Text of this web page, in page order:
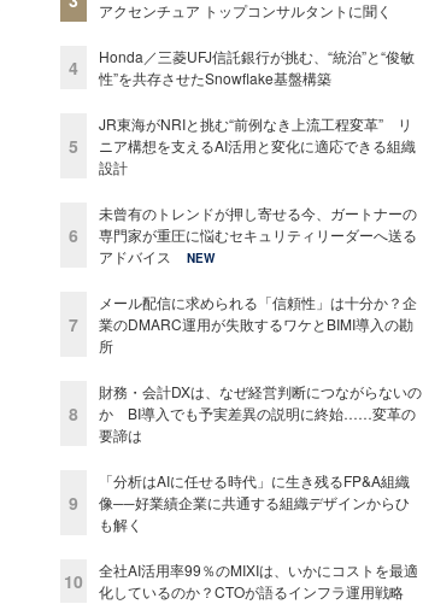
アクセンチュア トップコンサルタントに聞く
4
Honda／三菱UFJ信託銀行が挑む、“統治”と“俊敏
性”を共存させたSnowflake基盤構築
5
JR東海がNRIと挑む“前例なき上流工程変革” リ
ニア構想を支えるAI活用と変化に適応できる組織
設計
6
未曾有のトレンドが押し寄せる今、ガートナーの
専門家が重圧に悩むセキュリティリーダーへ送る
アドバイス
NEW
7
メール配信に求められる「信頼性」は十分か？企
業のDMARC運用が失敗するワケとBIMI導入の勘
所
8
財務・会計DXは、なぜ経営判断につながらないの
か BI導入でも予実差異の説明に終始……変革の
要諦は
9
「分析はAIに任せる時代」に生き残るFP&A組織
像──好業績企業に共通する組織デザインからひ
も解く
10
全社AI活用率99％のMIXIは、いかにコストを最適
化しているのか？CTOが語るインフラ運用戦略